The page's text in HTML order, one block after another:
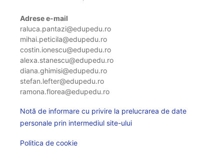
Adrese e-mail
raluca.pantazi@edupedu.ro
mihai.peticila@edupedu.ro
costin.ionescu@edupedu.ro
alexa.stanescu@edupedu.ro
diana.ghimisi@edupedu.ro
stefan.lefter@edupedu.ro
ramona.florea@edupedu.ro
Notă de informare cu privire la prelucrarea de date
personale prin intermediul site-ului
Politica de cookie